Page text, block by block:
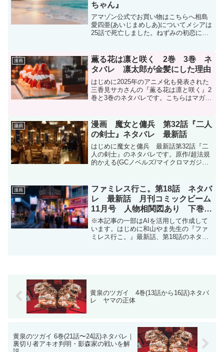
ちゃん』
アマゾン公式でお買い物はこちらへ相島
愛四亜(あいじまめしあ)についてメシアは
25話で死亡しました。ねずみの初恋に登
に登場するキャラクターと同一人物で
す。『ごめんなさい、...
漫画
薫る花は凛と咲く 2巻 3巻 ネ
タバレ 凛太郎が金髪にした理由
はじめに2025年のアニメ化も発表された
三香見サカさんの『薫る花は凛と咲く』2
巻と3巻のネタバレです。こちらはマガポ
電子書籍を買うならDMMブックスがおす
すめDM...
漫画
漫画 魔女と傭兵 第32話『二人
の剣士』ネタバレ 最新話
はじめに魔女と傭兵 最新話第32話『二
人の剣士』のネタバレです。原作/超法規
的かえる(GCノベルズ/マイクロマガジン
る(GCノベルズ/マイクロマガジン社刊...
漫画
ファミレス行こ。第18話 ネタバ
レ 最新話 月刊コミックビーム
11月号 人物相関図あり 下巻発
売決定
※本記事の一部はAIを活用して作成して
います。はじめに和山やま先生の『ファ
ミレス行こ。』最新話、第18話のネタバ
黄泉のツガイ 4巻(13話から16話)ネタバ
レ ヤマの正体
黄泉のツガイ 6巻(21話〜24話)ネタバレ｜
裏切り者アキオ判明・影森家の戦いを解